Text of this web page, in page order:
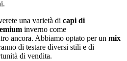
una varietà di capi di
inverno come
ancora. Abbiamo optato per un mix
di testare diversi stili e di
di vendita.